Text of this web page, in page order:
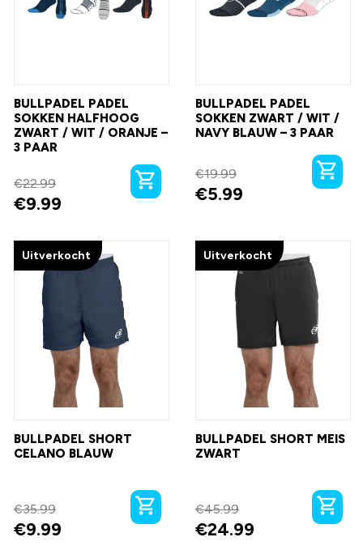
BULLPADEL PADEL
SOKKEN HALFHOOG
ZWART / WIT / ORANJE –
3 PAAR
€22.99
€9.99
BULLPADEL PADEL
SOKKEN ZWART / WIT /
NAVY BLAUW – 3 PAAR
€19.99
€5.99
Uitverkocht
BULLPADEL SHORT
CELANO BLAUW
€35.99
€9.99
Uitverkocht
BULLPADEL SHORT MEIS
ZWART
€45.99
€24.99